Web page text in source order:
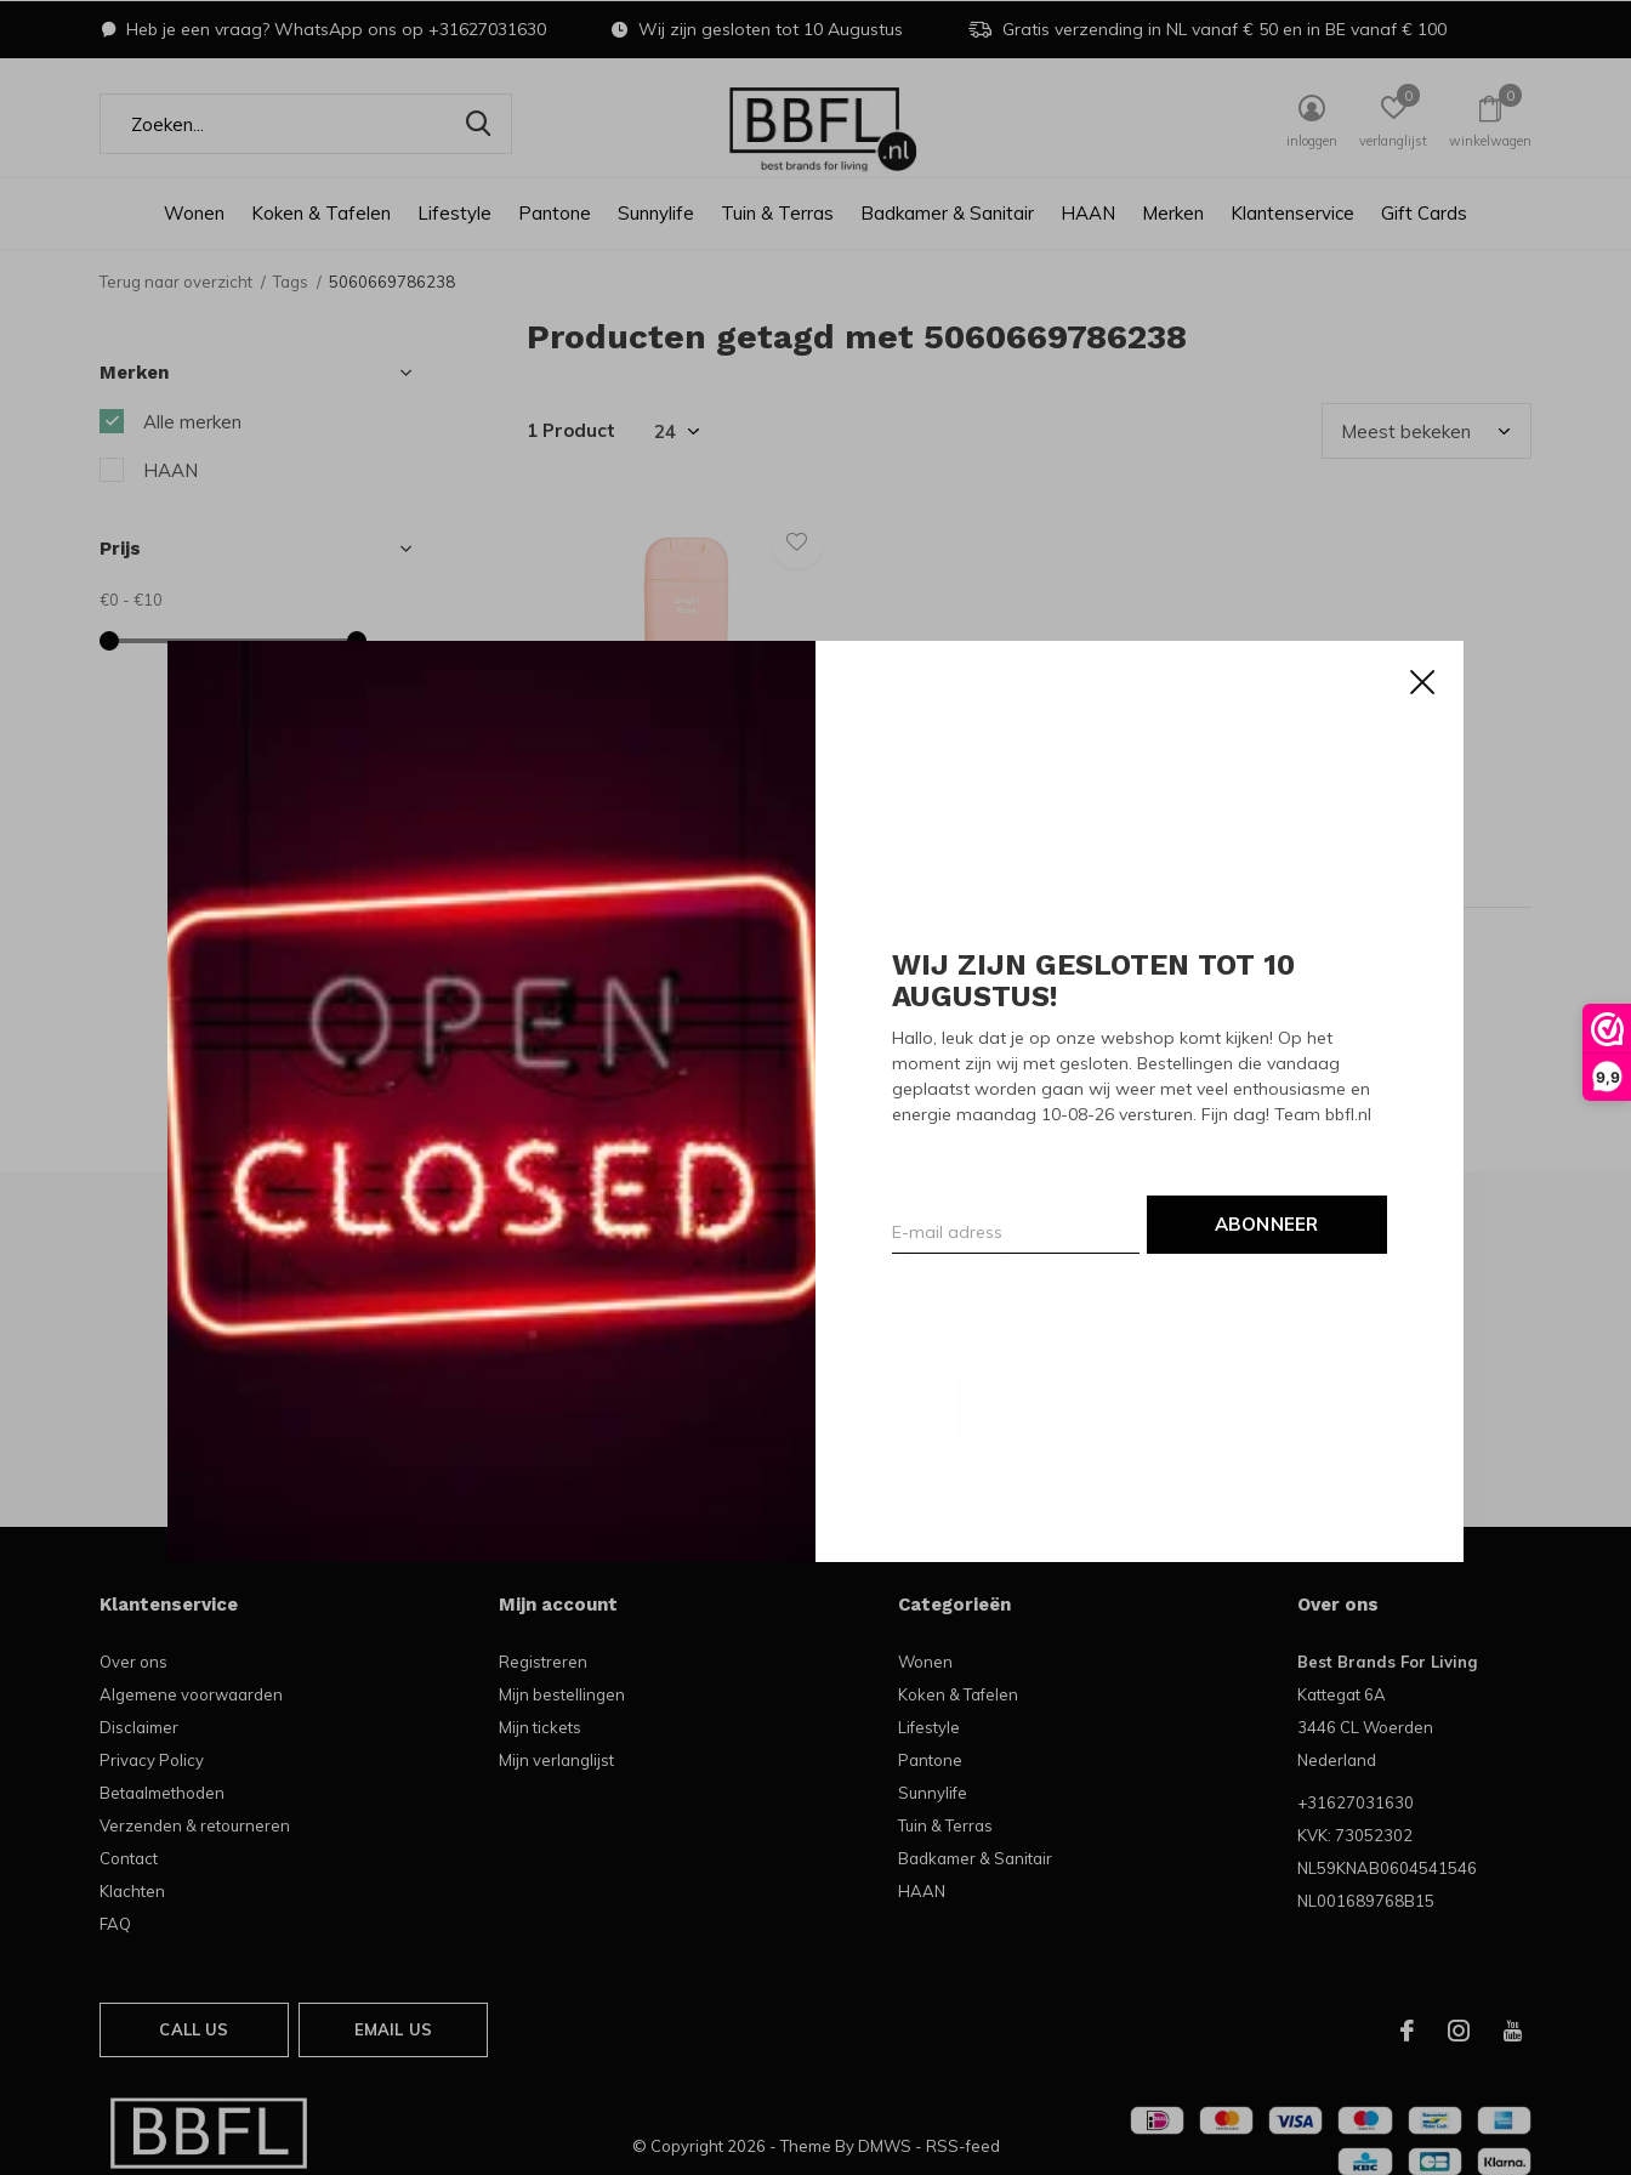
9,9
WIJ ZIJN GESLOTEN TOT 10
AUGUSTUS!
Hallo, leuk dat je op onze webshop komt kijken! Op het
moment zijn wij met gesloten. Bestellingen die vandaag
geplaatst worden gaan wij weer met veel enthousiasme en
energie maandag 10-08-26 versturen. Fijn dag! Team bbfl.nl
ABONNEER
Wonen Koken & Tafelen Lifestyle Pantone Sunnylife Tuin & Terras Badkamer & Sanitair HAAN Merken Klantenservice Gift Cards
inloggen verlanglijst
0
winkelwagen
0
Heb je een vraag? WhatsApp ons op +31627031630 Wij zijn gesloten tot 10 Augustus Gratis verzending in NL vanaf € 50 en in BE vanaf € 100
Terug naar overzicht Tags 5060669786238
Producten getagd met 5060669786238
1 Product
Seen 1 of the 1 products
Merken
Alle merken
HAAN
Prijs
€0 - €10
Meld je aan voor onze nieuwsbrief
Ontvang de nieuwste aanbiedingen en promoties
Klantenservice
Over ons
Algemene voorwaarden
Disclaimer
Privacy Policy
Betaalmethoden
Verzenden & retourneren
Contact
Klachten
FAQ
Mijn account
Registreren
Mijn bestellingen
Mijn tickets
Mijn verlanglijst
Categorieën
Wonen
Koken & Tafelen
Lifestyle
Pantone
Sunnylife
Tuin & Terras
Badkamer & Sanitair
HAAN
Over ons
Best Brands For Living
Kattegat 6A
3446 CL Woerden
Nederland
+31627031630
KVK: 73052302
NL59KNAB0604541546
NL001689768B15
CALL US EMAIL US
© Copyright 2026 - Theme By DMWS - RSS-feed